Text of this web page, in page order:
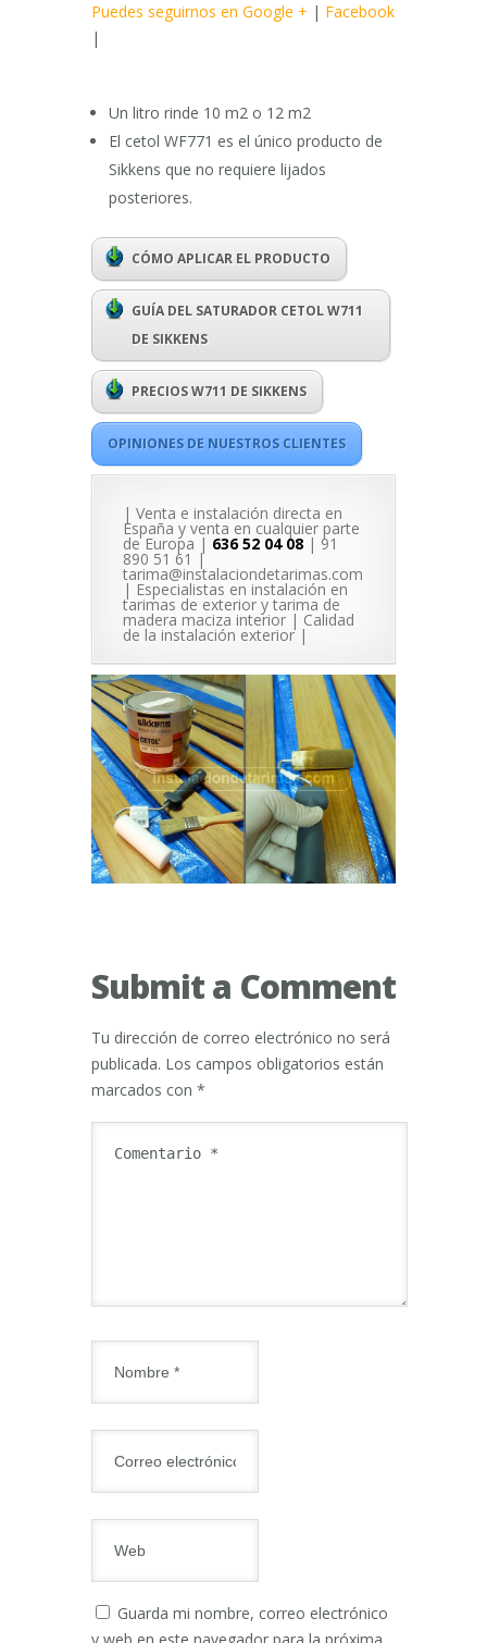
Puedes seguirnos en Google + | Facebook
|
Un litro rinde 10 m2 o 12 m2
El cetol WF771 es el único producto de
Sikkens que no requiere lijados
posteriores.
CÓMO APLICAR EL PRODUCTO
GUÍA DEL SATURADOR CETOL W711
DE SIKKENS
PRECIOS W711 DE SIKKENS
OPINIONES DE NUESTROS CLIENTES
| Venta e instalación directa en
España y venta en cualquier parte
de Europa | 636 52 04 08 | 91
890 51 61 |
tarima@instalaciondetarimas.com
| Especialistas en instalación en
tarimas de exterior y tarima de
madera maciza interior | Calidad
de la instalación exterior |
Submit a Comment
Tu dirección de correo electrónico no será
publicada. Los campos obligatorios están
marcados con *
Guarda mi nombre, correo electrónico